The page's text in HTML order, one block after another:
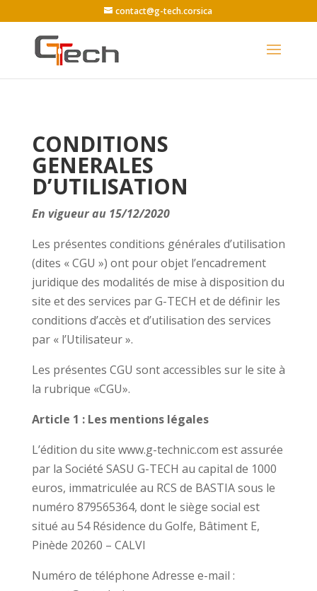
contact@g-tech.corsica
CONDITIONS
GENERALES
D’UTILISATION
En vigueur au 15/12/2020
Les présentes conditions générales d’utilisation
(dites « CGU ») ont pour objet l’encadrement
juridique des modalités de mise à disposition du
site et des services par G-TECH et de définir les
conditions d’accès et d’utilisation des services
par « l’Utilisateur ».
Les présentes CGU sont accessibles sur le site à
la rubrique «CGU».
Article 1 : Les mentions légales
L’édition du site www.g-technic.com est assurée
par la Société SASU G-TECH au capital de 1000
euros, immatriculée au RCS de BASTIA sous le
numéro 879565364, dont le siège social est
situé au 54 Résidence du Golfe, Bâtiment E,
Pinède 20260 – CALVI
Numéro de téléphone Adresse e-mail :